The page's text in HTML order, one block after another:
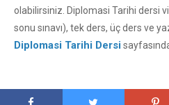
olabilirsiniz. Diplomasi Tarihi dersi
sonu sınavı), tek ders, üç ders ve
Diplomasi Tarihi Dersi